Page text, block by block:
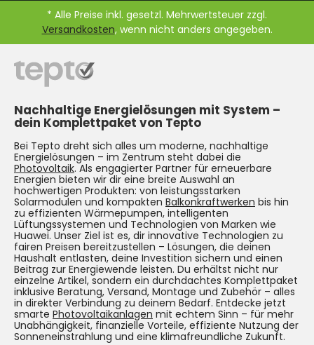
* Alle Preise inkl. gesetzl. Mehrwertsteuer zzgl.
Versandkosten, wenn nicht anders angegeben.
Nachhaltige Energielösungen mit System –
dein Komplettpaket von Tepto
Bei Tepto dreht sich alles um moderne, nachhaltige
Energielösungen – im Zentrum steht dabei die
Photovoltaik. Als engagierter Partner für erneuerbare
Energien bieten wir dir eine breite Auswahl an
hochwertigen Produkten: von leistungsstarken
Solarmodulen und kompakten Balkonkraftwerken bis hin
zu effizienten Wärmepumpen, intelligenten
Lüftungssystemen und Technologien von Marken wie
Huawei. Unser Ziel ist es, dir innovative Technologien zu
fairen Preisen bereitzustellen – Lösungen, die deinen
Haushalt entlasten, deine Investition sichern und einen
Beitrag zur Energiewende leisten. Du erhältst nicht nur
einzelne Artikel, sondern ein durchdachtes Komplettpaket
inklusive Beratung, Versand, Montage und Zubehör – alles
in direkter Verbindung zu deinem Bedarf. Entdecke jetzt
smarte Photovoltaikanlagen mit echtem Sinn – für mehr
Unabhängigkeit, finanzielle Vorteile, effiziente Nutzung der
Sonneneinstrahlung und eine klimafreundliche Zukunft.